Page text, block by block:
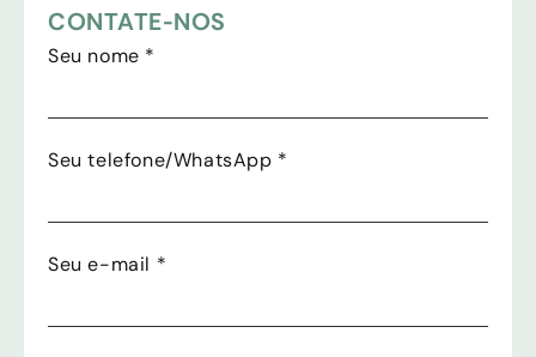
CONTATE-NOS
Seu nome *
Seu telefone/WhatsApp *
Seu e-mail *